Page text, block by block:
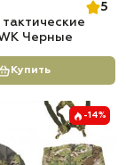
5
Черные
Купить
-14%